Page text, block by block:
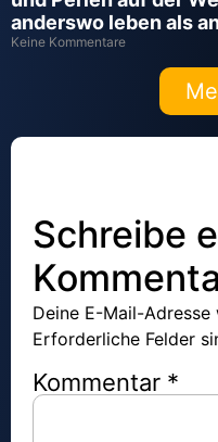
anderswo leben als
Keine Kommentare
Schreibe
Deine E-Mail-
Erforderliche Felder
Kommentar *